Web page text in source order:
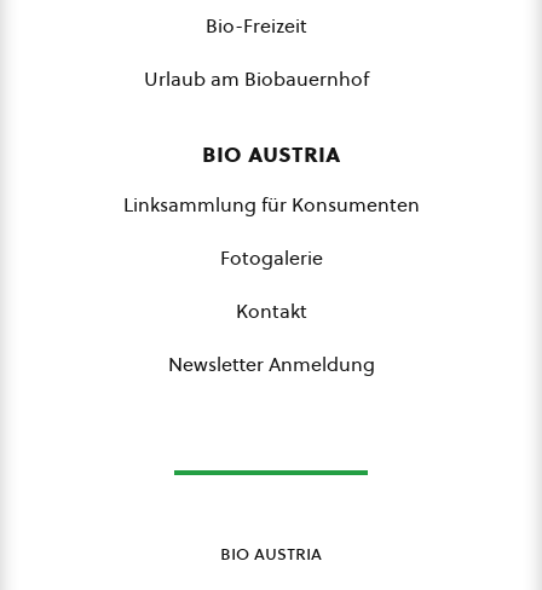
Bio-Freizeit
Urlaub am Biobauernhof
bio austria
Linksammlung für Konsumenten
Fotogalerie
Kontakt
Newsletter Anmeldung
bio austria